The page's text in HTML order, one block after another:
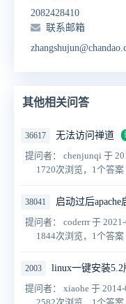
2082428410
联系邮箱
其他相关问答
36617 无法访问禅道
提问者： chenjunqi 于
1720次浏览，1个答案
38041 启动过后apache
提问者： coderrr于
1844次浏览，1个答案
2003 linux一键安装5.2
提问者： xiaohe 于